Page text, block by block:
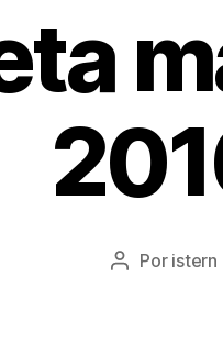
Autor
Por istern